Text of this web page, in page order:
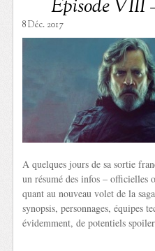
Episode VIII
8 Déc. 2017
A quelques jours de sa sortie
un résumé des infos –
quant au nouveau volet de la
synopsis, personnages, équipes
évidemment, de potentiels